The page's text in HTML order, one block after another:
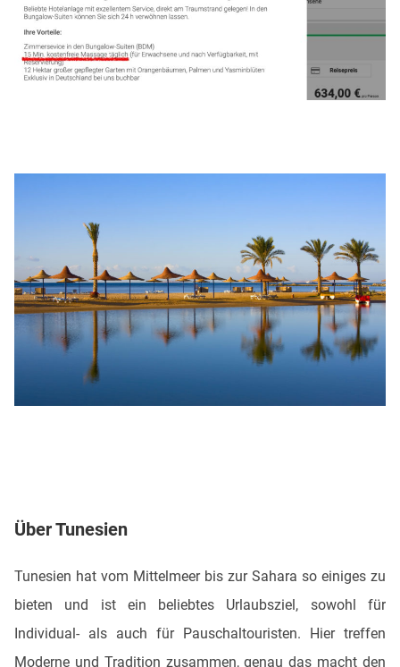
Über Tunesien
Tunesien hat vom Mittelmeer bis zur Sahara so einiges zu
bieten und ist ein beliebtes Urlaubsziel, sowohl für
Individual- als auch für Pauschaltouristen. Hier treffen
Moderne und Tradition zusammen, genau das macht den